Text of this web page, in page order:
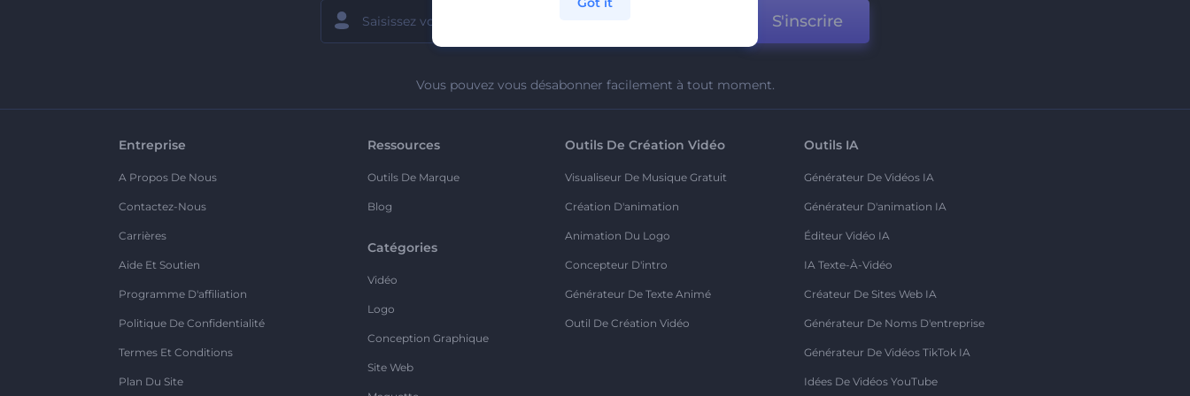
S'inscrire
Vous pouvez vous désabonner facilement à tout moment.
Entreprise
A Propos De Nous
Contactez-Nous
Carrières
Aide Et Soutien
Programme D'affiliation
Politique De Confidentialité
Termes Et Conditions
Plan Du Site
Ressources
Outils De Marque
Blog
Catégories
Vidéo
Logo
Conception Graphique
Site Web
Outils De Création Vidéo
Visualiseur De Musique Gratuit
Création D'animation
Animation Du Logo
Concepteur D'intro
Générateur De Texte Animé
Outil De Création Vidéo
Outils IA
Générateur De Vidéos IA
Générateur D'animation IA
Éditeur Vidéo IA
IA Texte-À-Vidéo
Créateur De Sites Web IA
Générateur De Noms D'entreprise
Générateur De Vidéos TikTok IA
Idées De Vidéos YouTube